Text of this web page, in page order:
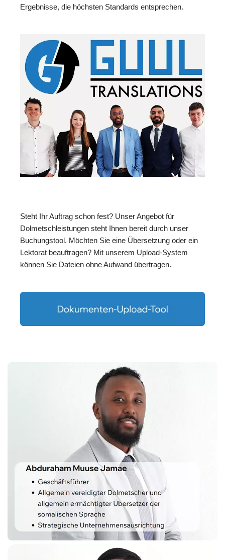
Ergebnisse, die höchsten Standards entsprechen.
Steht Ihr Auftrag schon fest? Unser Angebot für
Dolmetschleistungen steht Ihnen bereit durch unser
Buchungstool. Möchten Sie eine Übersetzung oder ein
Lektorat beauftragen? Mit unserem Upload-System
können Sie Dateien ohne Aufwand übertragen.